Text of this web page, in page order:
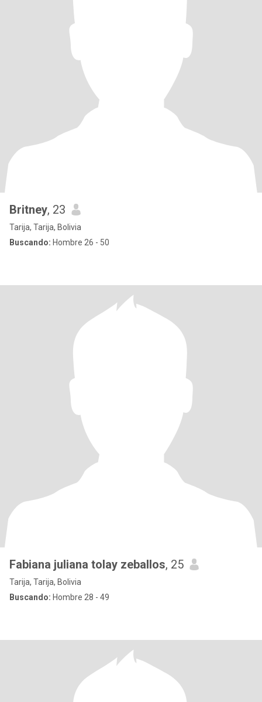
Britney, 23
Tarija, Tarija, Bolivia
Buscando: Hombre 26 - 50
Fabiana juliana tolay zeballos, 25
Tarija, Tarija, Bolivia
Buscando: Hombre 28 - 49